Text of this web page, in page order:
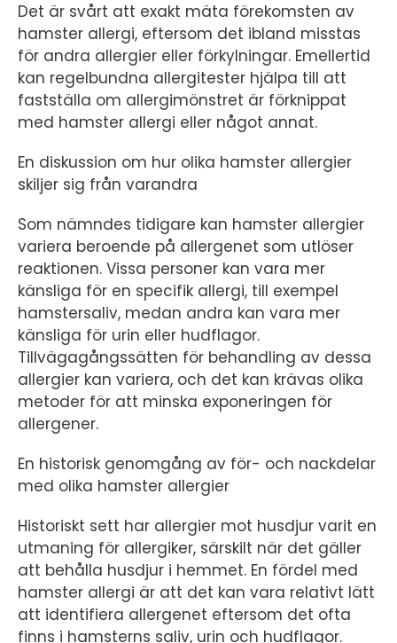
Det är svårt att exakt mäta förekomsten av
hamster allergi, eftersom det ibland misstas
för andra allergier eller förkylningar. Emellertid
kan regelbundna allergitester hjälpa till att
fastställa om allergimönstret är förknippat
med hamster allergi eller något annat.
En diskussion om hur olika hamster allergier
skiljer sig från varandra
Som nämndes tidigare kan hamster allergier
variera beroende på allergenet som utlöser
reaktionen. Vissa personer kan vara mer
känsliga för en specifik allergi, till exempel
hamstersaliv, medan andra kan vara mer
känsliga för urin eller hudflagor.
Tillvägagångssätten för behandling av dessa
allergier kan variera, och det kan krävas olika
metoder för att minska exponeringen för
allergener.
En historisk genomgång av för- och nackdelar
med olika hamster allergier
Historiskt sett har allergier mot husdjur varit en
utmaning för allergiker, särskilt när det gäller
att behålla husdjur i hemmet. En fördel med
hamster allergi är att det kan vara relativt lätt
att identifiera allergenet eftersom det ofta
finns i hamsterns saliv, urin och hudflagor.